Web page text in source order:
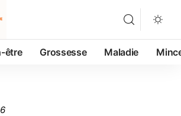
être Grossesse Maladie